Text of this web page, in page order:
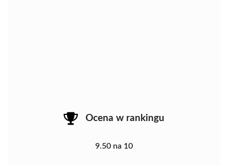
Ocena w rankingu
9.50 na 10